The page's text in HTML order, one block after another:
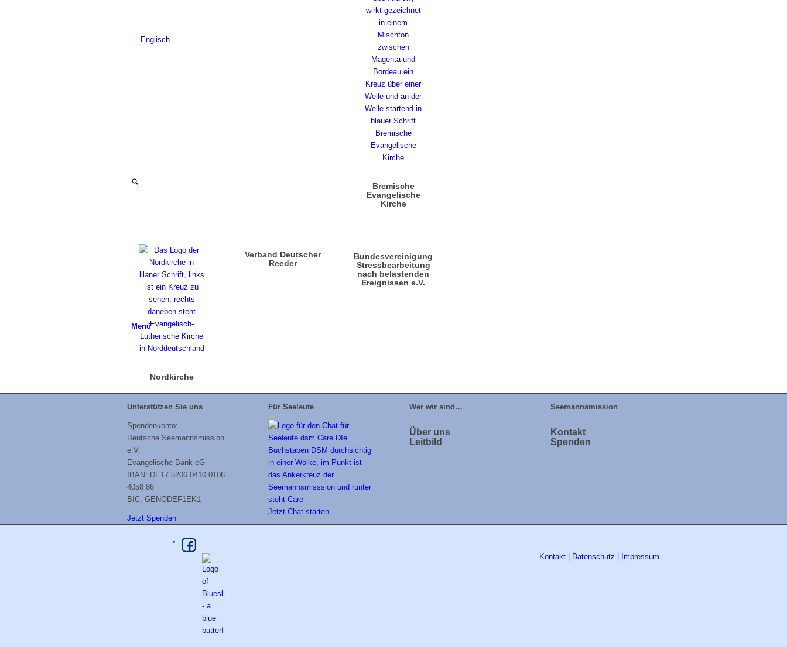
Menü
Bremische
Evangelische
Kirche
Nordkirche
Verband Deutscher
Reeder
Bundesvereinigung
Stressbearbeitung
nach belastenden
Ereignissen e.V.
Unterstützen Sie uns
Spendenkonto:
Deutsche Seemannsmission
e.V.
Evangelische Bank eG
IBAN: DE17 5206 0410 0106
4058 86
BIC: GENODEF1EK1
Jetzt Spenden
Für Seeleute
Jetzt Chat starten
Wer wir sind…
Über uns
Leitbild
Seemannsmission
Kontakt
Spenden
Kontakt Datenschutz Impressum